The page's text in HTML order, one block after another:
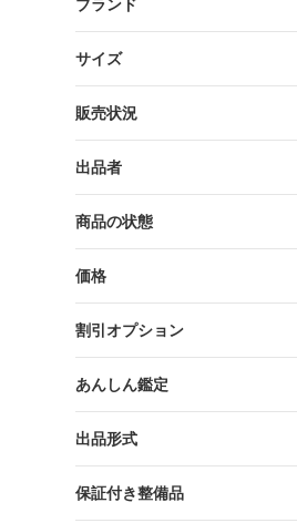
ブランド
サイズ
販売状況
出品者
商品の状態
価格
割引オプション
あんしん鑑定
出品形式
保証付き整備品